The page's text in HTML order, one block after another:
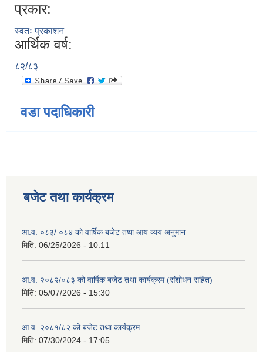
प्रकार:
स्वतः प्रकाशन
आर्थिक वर्ष:
८२/८३
वडा पदाधिकारी
बजेट तथा कार्यक्रम
आ.व. ०८३/ ०८४ को वार्षिक बजेट तथा आय व्यय अनुमान
मिति: 06/25/2026 - 10:11
आ.व. २०८२/०८३ को वार्षिक बजेट तथा कार्यक्रम (संशोधन सहित)
मिति: 05/07/2026 - 15:30
आ.व. २०८१/८२ को बजेट तथा कार्यक्रम
मिति: 07/30/2024 - 17:05